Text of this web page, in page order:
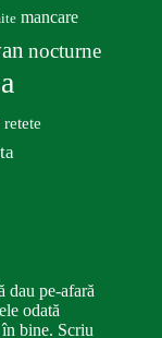
mancare
nocturne
retete
dau pe-afară
odată
bine. Scriu